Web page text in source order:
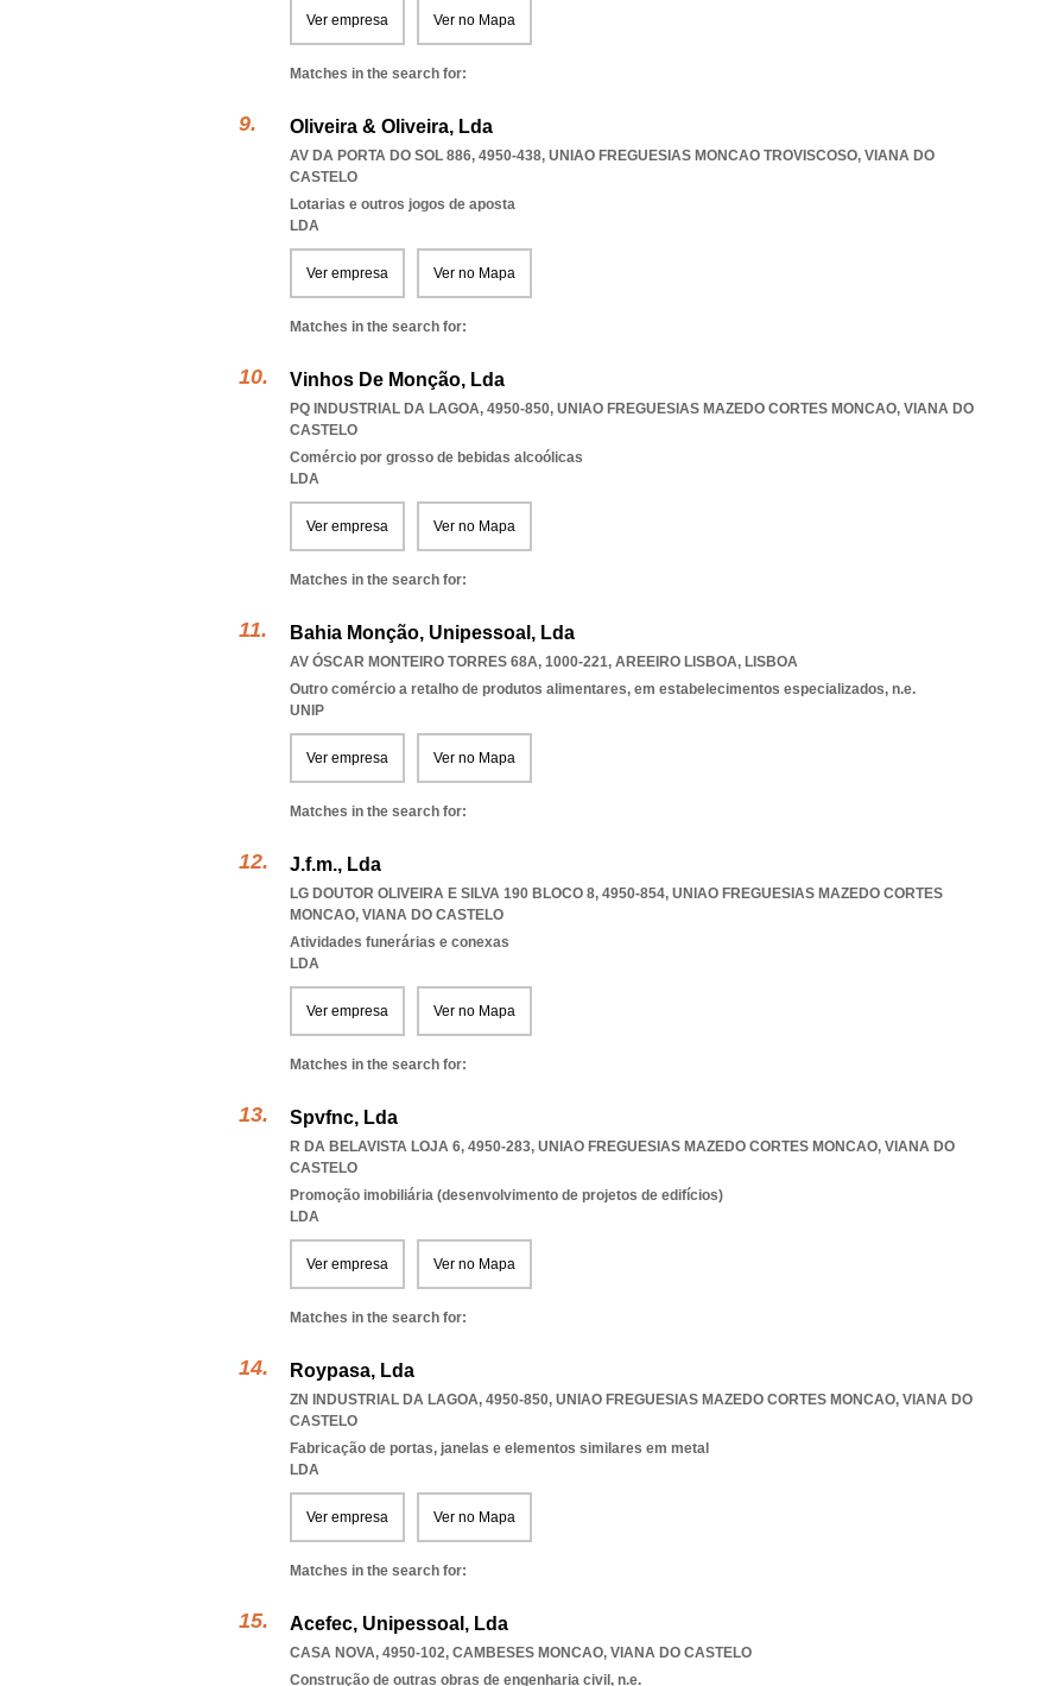
Ver empresa Ver no Mapa
Matches in the search for:
Oliveira & Oliveira, Lda
AV DA PORTA DO SOL 886, 4950-438, UNIAO FREGUESIAS MONCAO TROVISCOSO, VIANA DO
CASTELO
Lotarias e outros jogos de aposta
LDA
Ver empresa Ver no Mapa
Matches in the search for:
Vinhos De Monção, Lda
PQ INDUSTRIAL DA LAGOA, 4950-850, UNIAO FREGUESIAS MAZEDO CORTES MONCAO, VIANA DO
CASTELO
Comércio por grosso de bebidas alcoólicas
LDA
Ver empresa Ver no Mapa
Matches in the search for:
Bahia Monção, Unipessoal, Lda
AV ÓSCAR MONTEIRO TORRES 68A, 1000-221, AREEIRO LISBOA, LISBOA
Outro comércio a retalho de produtos alimentares, em estabelecimentos especializados, n.e.
UNIP
Ver empresa Ver no Mapa
Matches in the search for:
J.f.m., Lda
LG DOUTOR OLIVEIRA E SILVA 190 BLOCO 8, 4950-854, UNIAO FREGUESIAS MAZEDO CORTES
MONCAO, VIANA DO CASTELO
Atividades funerárias e conexas
LDA
Ver empresa Ver no Mapa
Matches in the search for:
Spvfnc, Lda
R DA BELAVISTA LOJA 6, 4950-283, UNIAO FREGUESIAS MAZEDO CORTES MONCAO, VIANA DO
CASTELO
Promoção imobiliária (desenvolvimento de projetos de edifícios)
LDA
Ver empresa Ver no Mapa
Matches in the search for:
Roypasa, Lda
ZN INDUSTRIAL DA LAGOA, 4950-850, UNIAO FREGUESIAS MAZEDO CORTES MONCAO, VIANA DO
CASTELO
Fabricação de portas, janelas e elementos similares em metal
LDA
Ver empresa Ver no Mapa
Matches in the search for:
Acefec, Unipessoal, Lda
CASA NOVA, 4950-102, CAMBESES MONCAO, VIANA DO CASTELO
Construção de outras obras de engenharia civil, n.e.